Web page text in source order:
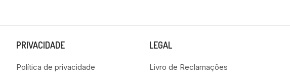
PRIVACIDADE
Política de privacidade
LEGAL
Livro de Reclamações